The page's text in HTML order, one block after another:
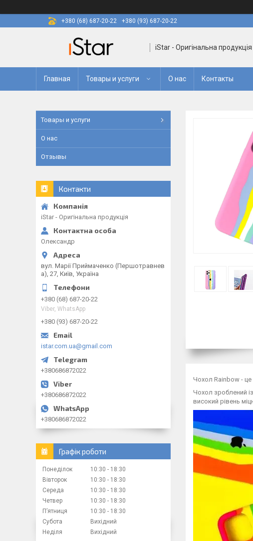
+380 (68) 687-20-22
+380 (93) 687-20-22
iStar - Оригінальна продукція
Главная Товары и услуги О нас Контакты
Чохол Rainbow - це
Чохол зроблений
високий рівень
Товары и услуги
О нас
Отзывы
Контакти
iStar - Оригінальна продукція
Олександр
вул. Марії Приймаченко (Першотравнев
а), 27, Київ, Україна
+380 (68) 687-20-22
Viber, WhatsApp
+380 (93) 687-20-22
istar.com.ua@gmail.com
+380686872022
+380686872022
+380686872022
Графік роботи
Понеділок 10:30
18:30
Вівторок
10:30
18:30
Середа
10:30
18:30
Четвер
10:30
18:30
Пʼятниця
10:30
18:30
Субота
Вихідний
Неділя
Вихідний